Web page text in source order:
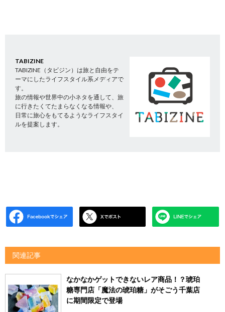
TABIZINE
TABIZINE（タビジン）は旅と自由をテ
ーマにしたライフスタイル系メディアで
す。
旅の情報や世界中の小ネタを通して、旅
に行きたくてたまらなくなる情報や、
日常に旅心をもてるようなライフスタイ
ルを提案します。
関連記事
なかなかゲットできないレア商品！？琥珀
糖専門店「魔法の琥珀糖」がそごう千葉店
に期間限定で登場